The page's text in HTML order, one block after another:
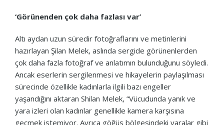
‘Görünenden çok daha fazlası var’
Altı aydan uzun süredir fotoğraflarını ve metinlerini
hazırlayan Şilan Melek, aslında sergide görünenlerden
çok daha fazla fotoğraf ve anlatımın bulunduğunu söyledi.
Ancak eserlerin sergilenmesi ve hikayelerin paylaşılması
sürecinde özellikle kadınlarla ilgili bazı engeller
yaşandığını aktaran Shilan Melek, “Vücudunda yanık ve
yara izleri olan kadınlar genellikle kamera karşısına
geçmek istemiyor. Ayrıca göğüs bölgesindeki yaralar gibi